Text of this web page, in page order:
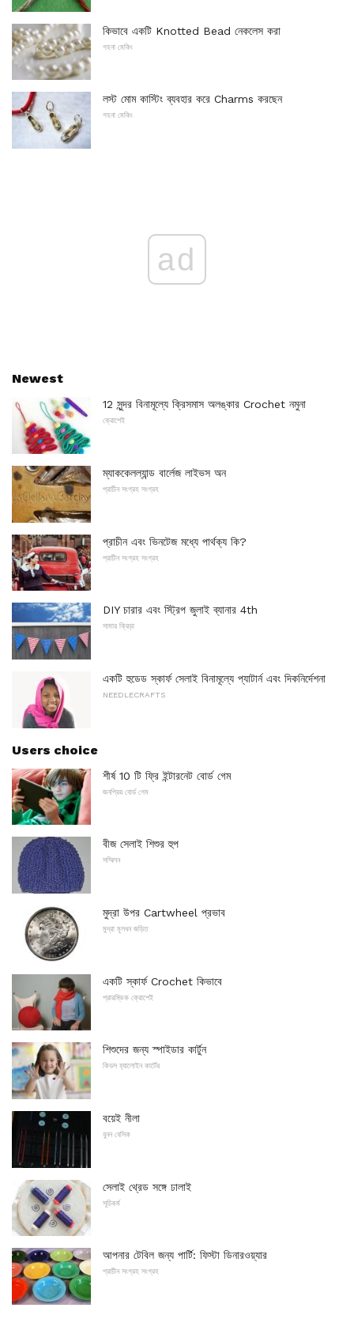
কিভাবে একটি Knotted Bead নেকলেস করা
গহনা মেকিং
লস্ট মোম কাস্টিং ব্যবহার করে Charms করছেন
গহনা মেকিং
ad
Newest
12 সুন্দর বিনামূল্যে ক্রিসমাস অলঙ্কার Crochet নমুনা
ক্রোশেই
ম্যাককেলল্যান্ড বার্লেজ লাইভস অন
প্রাচীন সংগ্রহ সংগ্রহ
প্রাচীন এবং ভিনটেজ মধ্যে পার্থক্য কি?
প্রাচীন সংগ্রহ সংগ্রহ
DIY চারার এবং স্ট্রিপ জুলাই ব্যানার 4th
সামার ক্রিড়া
একটি হুডেড স্কার্ফ সেলাই বিনামূল্যে প্যাটার্ন এবং দিকনির্দেশনা
NEEDLECRAFTS
Users choice
শীর্ষ 10 টি ফ্রি ইন্টারনেট বোর্ড গেম
জনপ্রিয় বোর্ড গেম
বীজ সেলাই শিশুর হুপ
সম্মিলন
মুদ্রা উপর Cartwheel প্রভাব
মুদ্রা মূলধন জড়িত
একটি স্কার্ফ Crochet কিভাবে
প্রারম্ভিক ক্রোশেই
শিশুদের জন্য স্পাইডার কার্টুন
কিডস হ্যালোইন কার্টের
বয়েই নীলা
বুনন বেসিক
সেলাই থ্রেড সঙ্গে ঢালাই
সূচিকর্ম
আপনার টেবিল জন্য পার্টি: ফিস্টা ডিনারওয়্যার
প্রাচীন সংগ্রহ সংগ্রহ